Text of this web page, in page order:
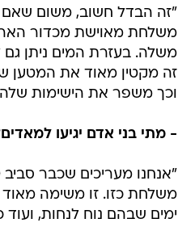
"זה הבדל חשוב, משום שאם
משלחת מאוישת מכדור
משלה. בעזרת המים ניתן גם
זה מקטין מאוד את המטען
וכך משפר את הישימות
- מתי בני אדם יגיעו
משלחת כזו. זו משימה
ימים שבהם נוח לנחות,